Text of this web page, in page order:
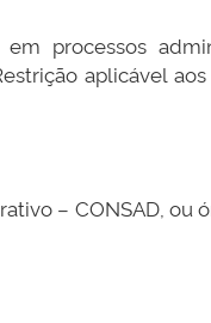
processos
aplicável
– CONSAD, ou